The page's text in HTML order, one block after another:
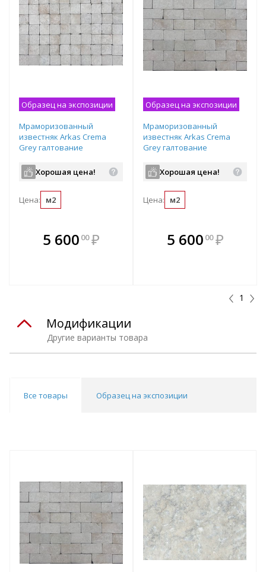
Образец на экспозиции
Мраморизованный
известняк Arkas Crema
Grey галтование
плиткаХорошая цена!
Цена: м2
5 600 00 ₽
В комплекте
всегда выгоднее!
Образец на экспозиции
Мраморизованный
известняк Arkas Crema
Grey галтование
плиткаХорошая цена!
Цена: м2
В комплекте
всегда выгоднее!
5 600 00 ₽
1
Другие варианты товара
Модификации
Все товары Образец на экспозиции